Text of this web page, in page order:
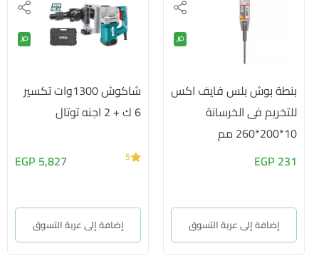
بنطة بوش بلس فايف اكس
للتخريم فى الخرسانة
10*200*260 مم
231 EGP
إضافة إلى عربة التسوق
شاكوش 1300وات تكسير
6 ك + 2 اجنه توتال
5,827 EGP 5
إضافة إلى عربة التسوق